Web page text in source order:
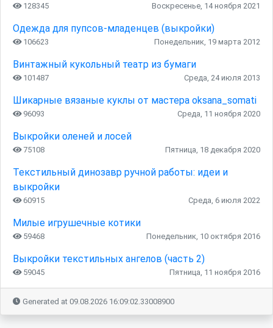
128345 Воскресенье, 14 ноября 2021
Одежда для пупсов-младенцев (выкройки)
106623 Понедельник, 19 марта 2012
Винтажный кукольный театр из бумаги
101487 Среда, 24 июля 2013
Шикарные вязаные куклы от мастера oksana_somati
96093 Среда, 11 ноября 2020
Выкройки оленей и лосей
75108 Пятница, 18 декабря 2020
Текстильный динозавр ручной работы: идеи и
выкройки
60915 Среда, 6 июля 2022
Милые игрушечные котики
59468 Понедельник, 10 октября 2016
Выкройки текстильных ангелов (часть 2)
59045 Пятница, 11 ноября 2016
Generated at 09.08.2026 16:09:02.33008900